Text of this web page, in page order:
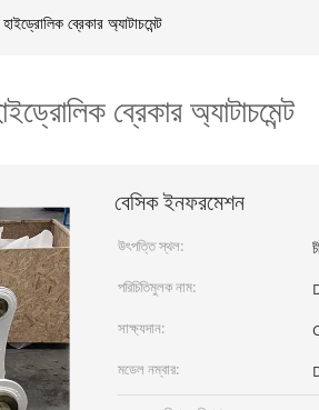
ব্রেকার অ্যাটাচমেন্ট
ব্রেকার অ্যাটাচমেন্ট
বেসিক ইনফরমেশন
উৎপত্তি স্থল:
পরিচিতিমুলক নাম:
সাক্ষ্যদান:
মডেল নম্বার: